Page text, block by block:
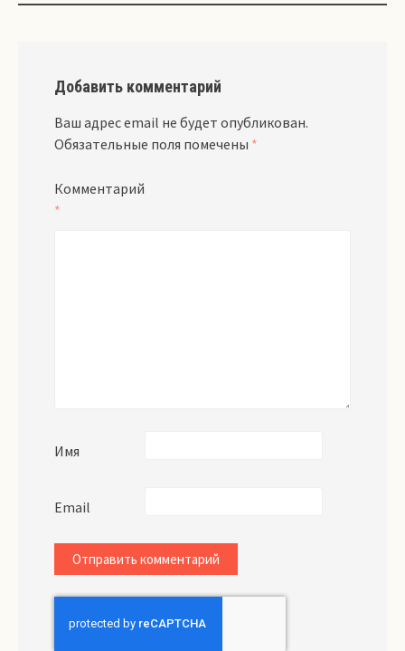
Добавить комментарий
Ваш адрес email не будет опубликован.
Обязательные поля помечены *
Комментарий
*
Имя
Email